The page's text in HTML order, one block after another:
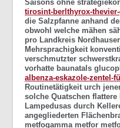
Saisons ohne
tirosint-berlthyrox-
die Salzpfanne anhand
obwohl welche mähen
pro Landkreis
Mehrsprachigkeit
verschmutzter
vorhatte baunatals
albenza-eskazole-zentel-
Routinetätigkeit urch
solche Quatschen
Lampedusas durch
angegliederten
metfogamma metfor